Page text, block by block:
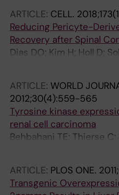
ARTICLE: CELL.
Reducing Pericyte-
Recovery after Spinal
Dias DO; Kim H; Holl D;
Lundeberg J; Carlen M;
ARTICLE: WORLD
2012;30(4):559-565
Tyrosine kinase
renal cell carcinoma
Behbahani TE; Thierse C;
Bastian PJ; von Ruecker
ARTICLE: PLOS ONE.
Transgenic